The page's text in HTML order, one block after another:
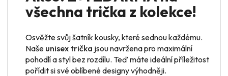
všechna trička z kolekce!
Osvěžte svůj šatník kousky, které sednou každému.
Naše unisex trička jsou navržena pro maximální
pohodlí a styl bez rozdílu. Teď máte ideální příležitost
pořídit si své oblíbené designy výhodněji.